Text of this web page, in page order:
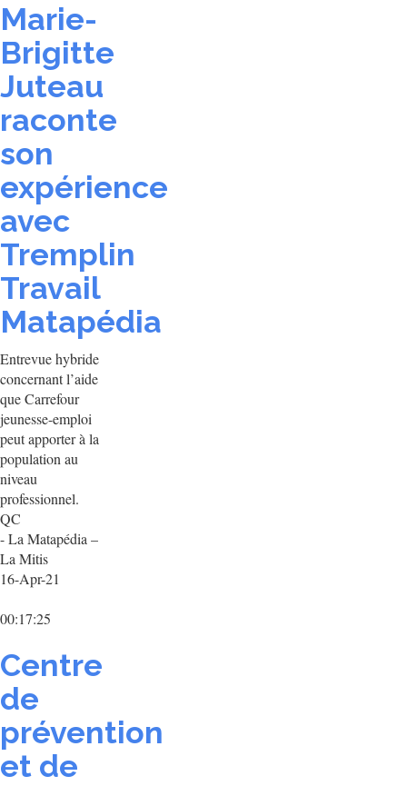
Marie-
Brigitte
Juteau
raconte
son
expérience
avec
Tremplin
Travail
Matapédia
Entrevue hybride
concernant l’aide
que Carrefour
jeunesse-emploi
peut apporter à la
population au
niveau
professionnel.
QC
- La Matapédia –
La Mitis
16-Apr-21
00:17:25
Centre
de
prévention
et de